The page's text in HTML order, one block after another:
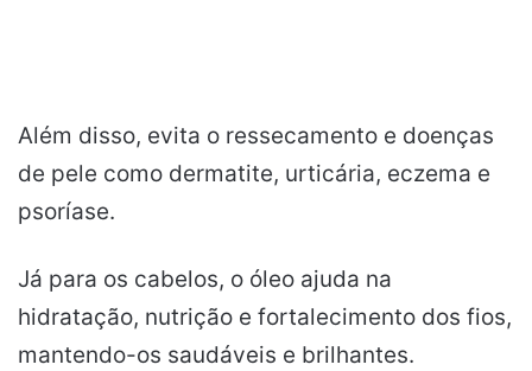
Além disso, evita o ressecamento e doenças
de pele como dermatite, urticária, eczema e
psoríase.
Já para os cabelos, o óleo ajuda na
hidratação, nutrição e fortalecimento dos fios,
mantendo-os saudáveis e brilhantes.